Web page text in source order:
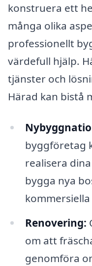
konstruera ett
många olika
professionellt
värdefull hjälp.
tjänster och
Härad kan bistå
byggföretag
realisera
bygga nya
kommersiella
Renovering:
om att
genomföra